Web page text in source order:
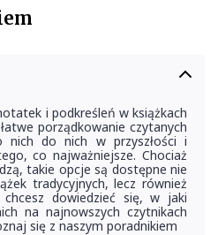
i podkreśleń w książkach
porządkowanie czytanych
nich do nich w przyszłości i
co najważniejsze. Chociaż
takie opcje są dostępne nie
tradycyjnych, lecz również
chcesz dowiedzieć się, w jaki
na najnowszych czytnikach
się z naszym poradnikiem